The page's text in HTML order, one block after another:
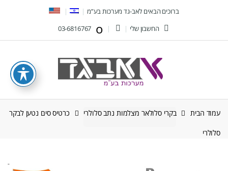
ברוכים הבאים לאב-גד מערכות בע”מ
החשבון שלי
עמוד הבית בקרי סלולאר מצלמות נתב סלולרי כרטיס סים נטען לבקר
סלולרי